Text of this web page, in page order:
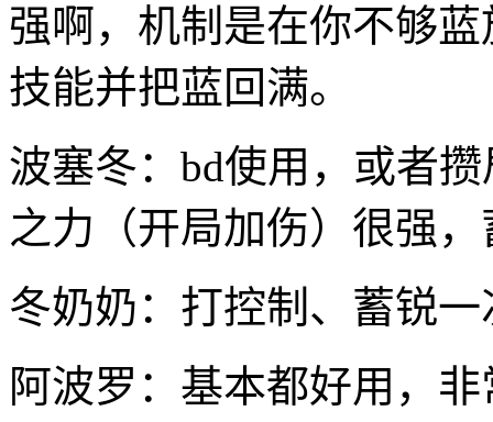
强啊，机制是在你不够
技能并把蓝回满。
波塞冬：bd使用，或者
之力（开局加伤）很强
冬奶奶：打控制、蓄锐
阿波罗：基本都好用，